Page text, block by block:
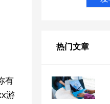
有
游
热门文章